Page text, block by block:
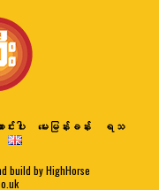
းပါး မေးမြန်းခန်း
ရသ
build by HighHorse